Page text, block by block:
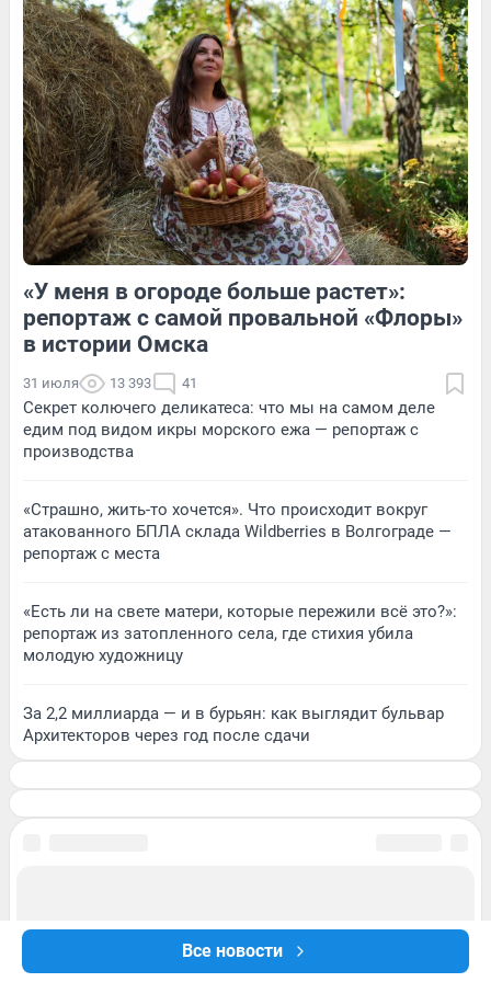
Все новости
Обсудить
3 Обсудить 3 Обсудить
Обсудить
«У меня в огороде больше растет»:
репортаж с самой провальной «Флоры»
в истории Омска
31 июля 13 393 41
Секрет колючего деликатеса: что мы на самом деле
едим под видом икры морского ежа — репортаж с
производства
«Страшно, жить-то хочется». Что происходит вокруг
атакованного БПЛА склада Wildberries в Волгограде —
репортаж с места
«Есть ли на свете матери, которые пережили всё это?»:
репортаж из затопленного села, где стихия убила
молодую художницу
За 2,2 миллиарда — и в бурьян: как выглядит бульвар
Архитекторов через год после сдачи